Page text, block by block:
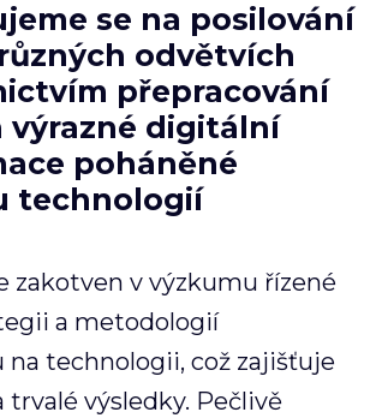
se na posilování
odvětvích
přepracování
výrazné digitální
poháněné
technologií
zakotven v výzkumu řízené
a metodologií
technologii, což zajišťuje
výsledky. Pečlivě